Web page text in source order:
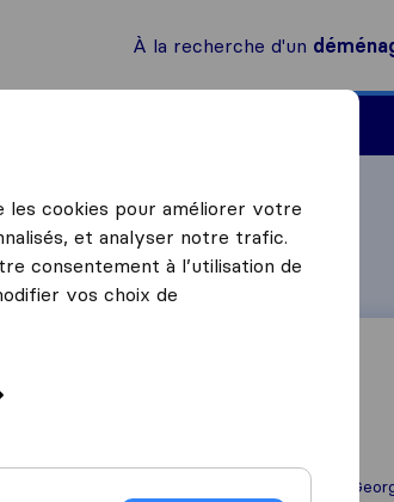
À la recherche d'un
65 Rue Antonin
les cookies pour améliorer votre
et analyser notre trafic.
consentement à l’utilisation de
vos choix de